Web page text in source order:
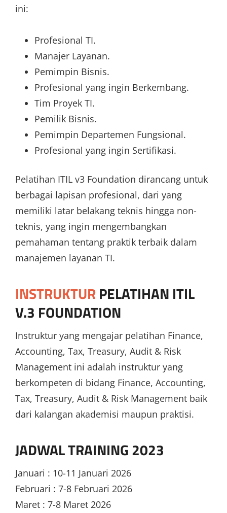
ini:
Profesional TI.
Manajer Layanan.
Pemimpin Bisnis.
Profesional yang ingin Berkembang.
Tim Proyek TI.
Pemilik Bisnis.
Pemimpin Departemen Fungsional.
Profesional yang ingin Sertifikasi.
Pelatihan ITIL v3 Foundation dirancang untuk
berbagai lapisan profesional, dari yang
memiliki latar belakang teknis hingga non-
teknis, yang ingin mengembangkan
pemahaman tentang praktik terbaik dalam
manajemen layanan TI.
INSTRUKTURPELATIHAN ITIL
V.3 FOUNDATION
Instruktur yang mengajar pelatihan Finance,
Accounting, Tax, Treasury, Audit & Risk
Management ini adalah instruktur yang
berkompeten di bidang Finance, Accounting,
Tax, Treasury, Audit & Risk Management baik
dari kalangan akademisi maupun praktisi.
JADWAL TRAINING 2023
Januari : 10-11 Januari 2026
Februari : 7-8 Februari 2026
Maret : 7-8 Maret 2026